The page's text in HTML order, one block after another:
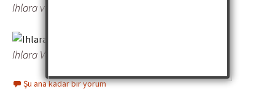
Ihlara vadisi yılanlı kilisesi
Ihlara Vadisi Kiliseleri
Şu ana kadar bir yorum